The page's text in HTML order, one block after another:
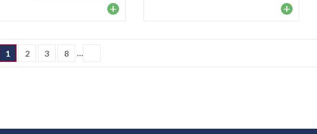
+ +
1 2 3 …
8